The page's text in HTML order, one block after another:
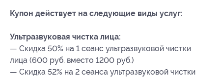
Купон действует на следующие виды услуг:
Ультразвуковая чистка лица:
— Скидка 50% на 1 сеанс ультразвуковой чистки
лица (600 руб. вместо 1200 руб.)
— Скидка 52% на 2 сеанса ультразвуковой чистки